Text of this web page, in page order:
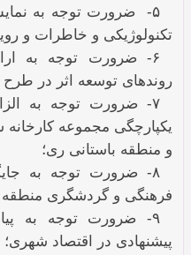
۵- ضرورت توجه به
تکنولوژیکی و خاطرات و
۶- ضرورت توجه به
روندهای توسعه اثر در طرح
۷- ضرورت توجه به
یکپارچگی مجموعه کارخانه
و منطقه باستانی ری؛
۸- ضرورت توجه به
فرهنگی و گردشگرى منطقه
۹- ضرورت توجه به
پیشنهادی در اقتصاد شهری؛